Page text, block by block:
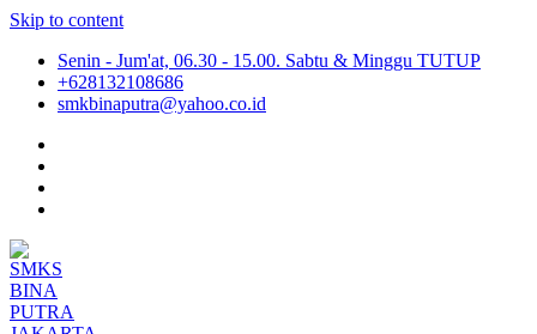
Skip to content
Senin - Jum'at, 06.30 - 15.00. Sabtu & Minggu TUTUP
+628132108686
smkbinaputra@yahoo.co.id